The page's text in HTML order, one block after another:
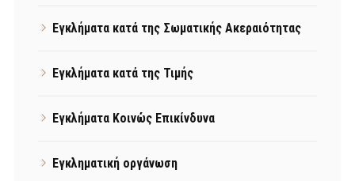
Εγκλήματα κατά της Σωματικής Ακεραιότητας
Εγκλήματα κατά της Τιμής
Εγκλήματα Κοινώς Επικίνδυνα
Εγκληματική οργάνωση